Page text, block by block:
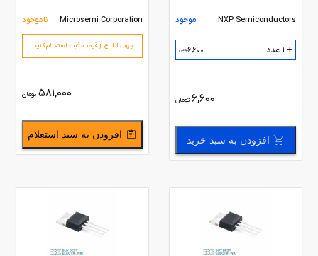
NXP Semiconductors موجود
+ 1 عدد 6,600تومان
6,600 تومان
افزودن به سبد خرید
Microsemi Corporation ناموجود
جهت اطلاع از قیمت،‌ ثبت استعلام کنید.
581,000 تومان
افزودن به سبد استعلام